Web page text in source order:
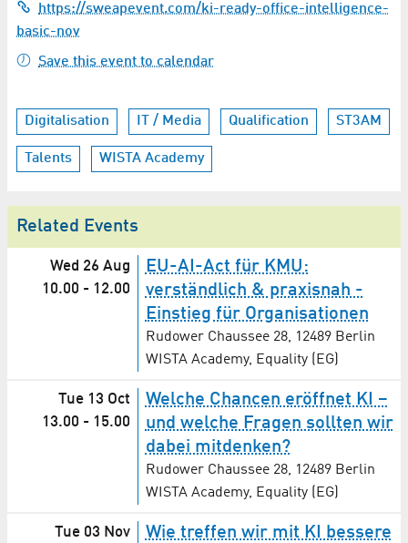
https://sweapevent.com/ki-ready-office-intelligence-
basic-nov
Save this event to calendar
Digitalisation IT / Media Qualification ST3AM
Talents WISTA Academy
Related Events
Wed 26 Aug
10.00 - 12.00
EU-AI-Act für KMU:
verständlich & praxisnah -
Einstieg für Organisationen
Rudower Chaussee 28, 12489 Berlin
WISTA Academy, Equality (EG)
Tue 13 Oct
13.00 - 15.00
Welche Chancen eröffnet KI –
und welche Fragen sollten wir
dabei mitdenken?
Rudower Chaussee 28, 12489 Berlin
WISTA Academy, Equality (EG)
Tue 03 Nov
Wie treffen wir mit KI bessere